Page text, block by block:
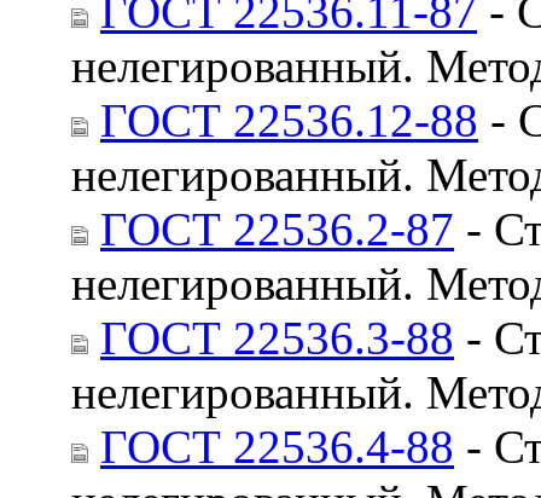
ГОСТ 22536.11-87 -
нелегированный.
ГОСТ 22536.12-88 -
нелегированный.
ГОСТ 22536.2-87 -
нелегированный.
ГОСТ 22536.3-88 -
нелегированный.
ГОСТ 22536.4-88 -